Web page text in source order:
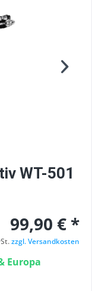
WT-501
99,90 € *
zzgl. Versandkosten
Europa